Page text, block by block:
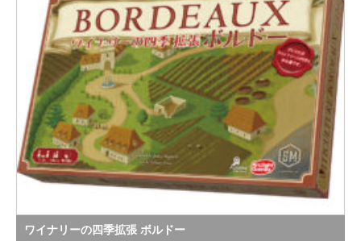
ワイナリーの四季拡張 ボルドー